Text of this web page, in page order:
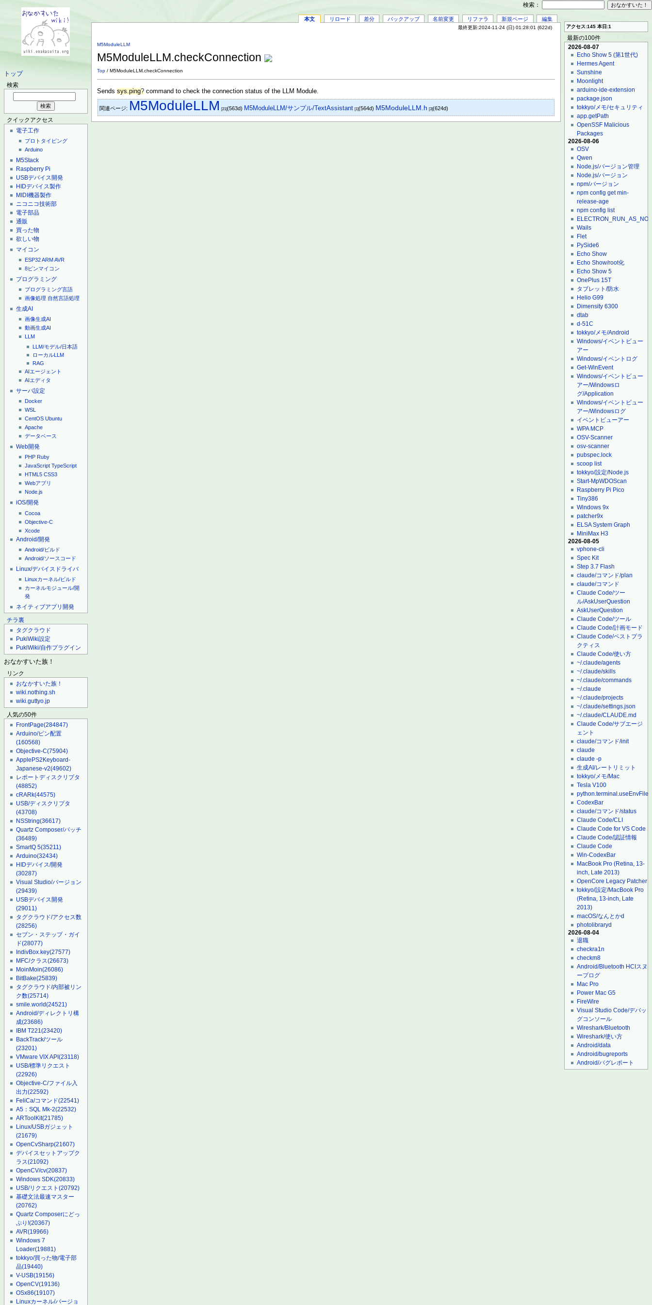
トップ
検索
クイックアクセス
電子工作
プロトタイピング
Arduino
M5Stack
Raspberry Pi
USBデバイス開発
HIDデバイス製作
MIDI機器製作
ニコニコ技術部
電子部品
通販
買った物
欲しい物
マイコン
ESP32ARMAVR
8ピンマイコン
プログラミング
プログラミング言語
画像処理 自然言語処理
生成AI
画像生成AI
動画生成AI
LLM
LLM/モデル/日本語
ローカルLLM
RAG
AIエージェント
AIエディタ
サーバ設定
Docker
WSL
CentOS Ubuntu
Apache
データベース
Web開発
PHP Ruby
JavaScript TypeScript
HTML5 CSS3
Webアプリ
Node.js
iOS/開発
Cocoa
Objective-C
Xcode
Android/開発
Android/ビルド
Android/ソースコード
Linux/デバイスドライバ
Linuxカーネル/ビルド
カーネルモジュール/開
発
ネイティブアプリ開発
チラ裏
タグクラウド
PukiWiki設定
PukiWiki/自作プラグイン
おなかすいた族！
リンク
おなかすいた族！
wiki.nothing.sh
wiki.guttyo.jp
人気の50件
FrontPage(284847)
Arduino/ピン配置
(160568)
Objective-C(75904)
ApplePS2Keyboard-
Japanese-v2(49602)
レポートディスクリプタ
(48852)
cRARk(44575)
USB/ディスクリプタ
(43708)
NSString(36617)
Quartz Composer/パッチ
(36489)
SmartQ 5(35211)
Arduino(32434)
HIDデバイス/開発
(30287)
Visual Studio/バージョン
(29439)
USBデバイス開発
(29011)
タグクラウド/アクセス数
(28256)
セブン・ステップ・ガイ
ド(28077)
IndivBox.key(27577)
MFC/クラス(26673)
MoinMoin(26086)
BitBake(25839)
タグクラウド/内部被リン
ク数(25714)
smile.world(24521)
Android/ディレクトリ構
成(23686)
IBM T221(23420)
BackTrack/ツール
(23201)
VMware VIX API(23118)
USB/標準リクエスト
(22926)
Objective-C/ファイル入
出力(22592)
FeliCa/コマンド(22541)
A5：SQL Mk-2(22532)
ARToolKit(21785)
Linux/USBガジェット
(21679)
OpenCvSharp(21607)
デバイスセットアップク
ラス(21092)
OpenCV/cv(20837)
Windows SDK(20833)
USB/リクエスト(20792)
基礎文法最速マスター
(20762)
Quartz Composerにどっ
ぷり!(20367)
AVR(19966)
Windows 7
Loader(19881)
tokkyo/買った物/電子部
品(19440)
V-USB(19156)
OpenCV(19136)
OSx86(19107)
Linuxカーネル/バージョ
本文 リロード 差分 バックアップ 名前変更 リファラ 新規ページ 編集
最終更新:2024-11-24 (日) 01:28:01 (622d)
M5ModuleLLM
M5ModuleLLM.checkConnection
Top / M5ModuleLLM.checkConnection
Sendssys.ping? command to check the connection status of the LLM Module.
関連ページ: M5ModuleLLM [21](563d) M5ModuleLLM/サンプル/TextAssistant [1](564d) M5ModuleLLM.h [3](624d)
アクセス:145 本日:1
最新の100件
2026-08-07
Echo Show 5 (第1世代)
Hermes Agent
Sunshine
Moonlight
arduino-ide-extension
package.json
tokkyo/メモ/セキュリティ
app.getPath
OpenSSF Malicious
Packages
2026-08-06
OSV
Qwen
Node.js/バージョン管理
Node.js/バージョン
npm/バージョン
npm config get min-
release-age
npm config list
Wails
Flet
PySide6
Echo Show
Echo Show/root化
Echo Show 5
OnePlus 15T
タブレット/防水
Helio G99
Dimensity 6300
dtab
d-51C
tokkyo/メモ/Android
Windows/イベントビュー
アー
Windows/イベントログ
Get-WinEvent
Windows/イベントビュー
アー/Windowsロ
グ/Application
Windows/イベントビュー
アー/Windowsログ
イベントビューアー
WPA MCP
OSV-Scanner
osv-scanner
pubspec.lock
scoop list
tokkyo/設定/Node.js
Start-MpWDOScan
Raspberry Pi Pico
Tiny386
Windows 9x
patcher9x
ELSA System Graph
MiniMax H3
2026-08-05
vphone-cli
Spec Kit
Step 3.7 Flash
claude/コマンド/plan
claude/コマンド
Claude Code/ツー
ル/AskUserQuestion
AskUserQuestion
Claude Code/ツール
Claude Code/計画モード
Claude Code/ベストプラ
クティス
Claude Code/使い方
~/.claude/agents
~/.claude/skills
~/.claude/commands
~/.claude
~/.claude/projects
~/.claude/settings.json
~/.claude/CLAUDE.md
Claude Code/サブエージ
ェント
claude/コマンド/init
claude
claude -p
生成AI/レートリミット
tokkyo/メモ/Mac
Tesla V100
python.terminal.useEnvFile
CodexBar
claude/コマンド/status
Claude Code/CLI
Claude Code for VS Code
Claude Code/認証情報
Claude Code
Win-CodexBar
MacBook Pro (Retina, 13-
inch, Late 2013)
OpenCore Legacy Patcher
tokkyo/設定/MacBook Pro
(Retina, 13-inch, Late
2013)
macOS/なんとかd
photolibraryd
2026-08-04
退職
checkra1n
checkm8
Android/Bluetooth HCIスヌ
ープログ
Mac Pro
Power Mac G5
FireWire
Visual Studio Code/デバッ
グコンソール
Wireshark/Bluetooth
Wireshark/使い方
Android/data
Android/bugreports
Android/バグレポート
検索：